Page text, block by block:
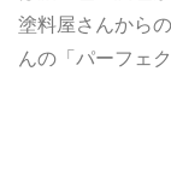
塗料屋さんから
んの「パーフェ